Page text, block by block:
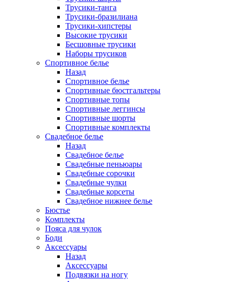
Трусики-танга
Трусики-бразилиана
Трусики-хипстеры
Высокие трусики
Бесшовные трусики
Наборы трусиков
Спортивное белье
Назад
Спортивное белье
Спортивные бюстгальтеры
Спортивные топы
Спортивные леггинсы
Спортивные шорты
Спортивные комплекты
Свадебное белье
Назад
Свадебное белье
Свадебные пеньюары
Свадебные сорочки
Свадебные чулки
Свадебные корсеты
Свадебное нижнее белье
Бюстье
Комплекты
Пояса для чулок
Боди
Аксессуары
Назад
Аксессуары
Подвязки на ногу